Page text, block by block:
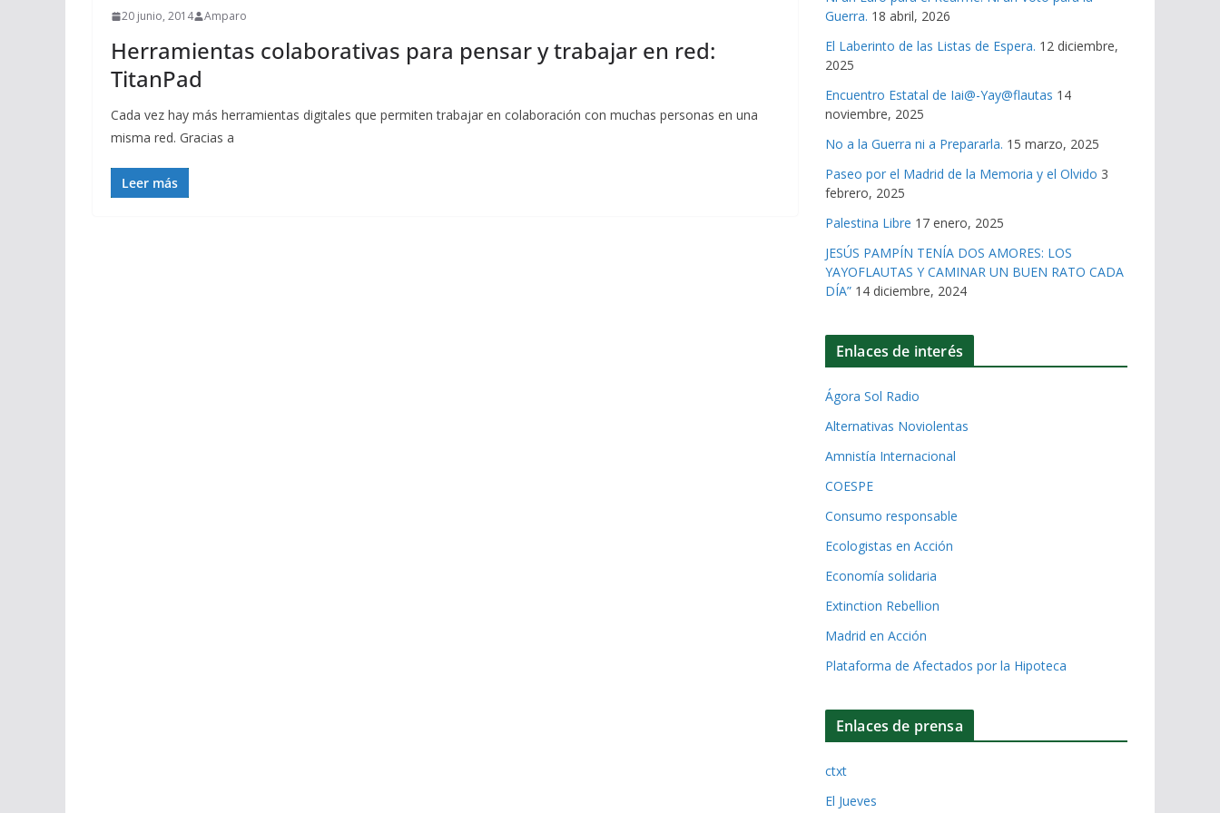
20 junio, 2014 Amparo
Herramientas colaborativas para pensar y trabajar en red:
TitanPad
Cada vez hay más herramientas digitales que permiten trabajar en colaboración con muchas personas en una
misma red. Gracias a
Leer más
Guerra. 18 abril, 2026
El Laberinto de las Listas de Espera. 12 diciembre,
2025
Encuentro Estatal de Iai@-Yay@flautas 14
noviembre, 2025
No a la Guerra ni a Prepararla. 15 marzo, 2025
Paseo por el Madrid de la Memoria y el Olvido 3
febrero, 2025
Palestina Libre 17 enero, 2025
JESÚS PAMPÍN TENÍA DOS AMORES: LOS
YAYOFLAUTAS Y CAMINAR UN BUEN RATO CADA
DÍA” 14 diciembre, 2024
Enlaces de interés
Ágora Sol Radio
Alternativas Noviolentas
Amnistía Internacional
COESPE
Consumo responsable
Ecologistas en Acción
Economía solidaria
Extinction Rebellion
Madrid en Acción
Plataforma de Afectados por la Hipoteca
Enlaces de prensa
ctxt
El Jueves